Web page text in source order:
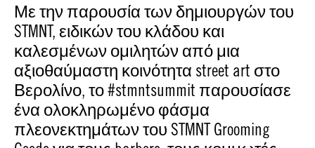
Με την παρουσία των δημιουργών του
STMNT, ειδικών του κλάδου και
καλεσμένων ομιλητών από μια
αξιοθαύμαστη κοινότητα street art στο
Βερολίνο, το #stmntsummit παρουσίασε
ένα ολοκληρωμένο φάσμα
πλεονεκτημάτων του STMNT Grooming